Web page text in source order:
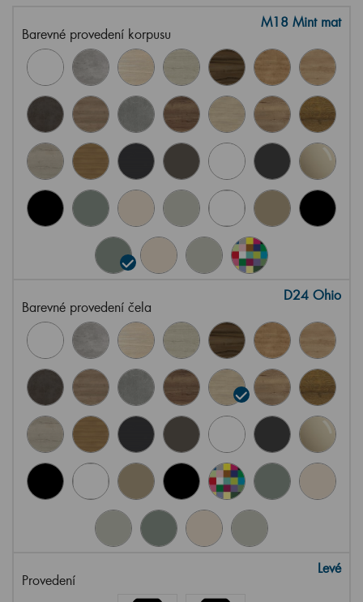
Barevné provedení korpusu
M18 Mint mat
Barevné provedení čela
D24 Ohio
Provedení
Levé